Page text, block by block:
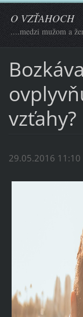
O VZŤAHOCH
....medzi mužom a
vzťahy?
29.05.2016 11:10